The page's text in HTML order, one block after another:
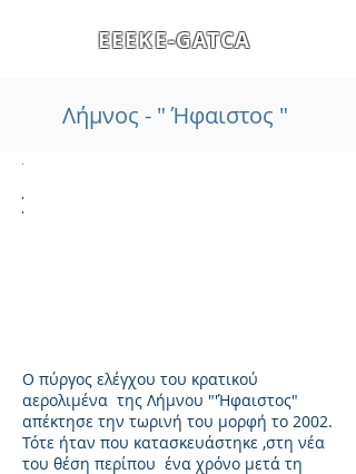
ΕΕΕΚΕ-GATCA
Λήμνος - " Ήφαιστος "
Ο πύργος ελέγχου του κρατικού
αερολιμένα της Λήμνου "'Ήφαιστος"
απέκτησε την τωρινή του μορφή το 2002.
Τότε ήταν που κατασκευάστηκε ,στη νέα
του θέση περίπου ένα χρόνο μετά τη